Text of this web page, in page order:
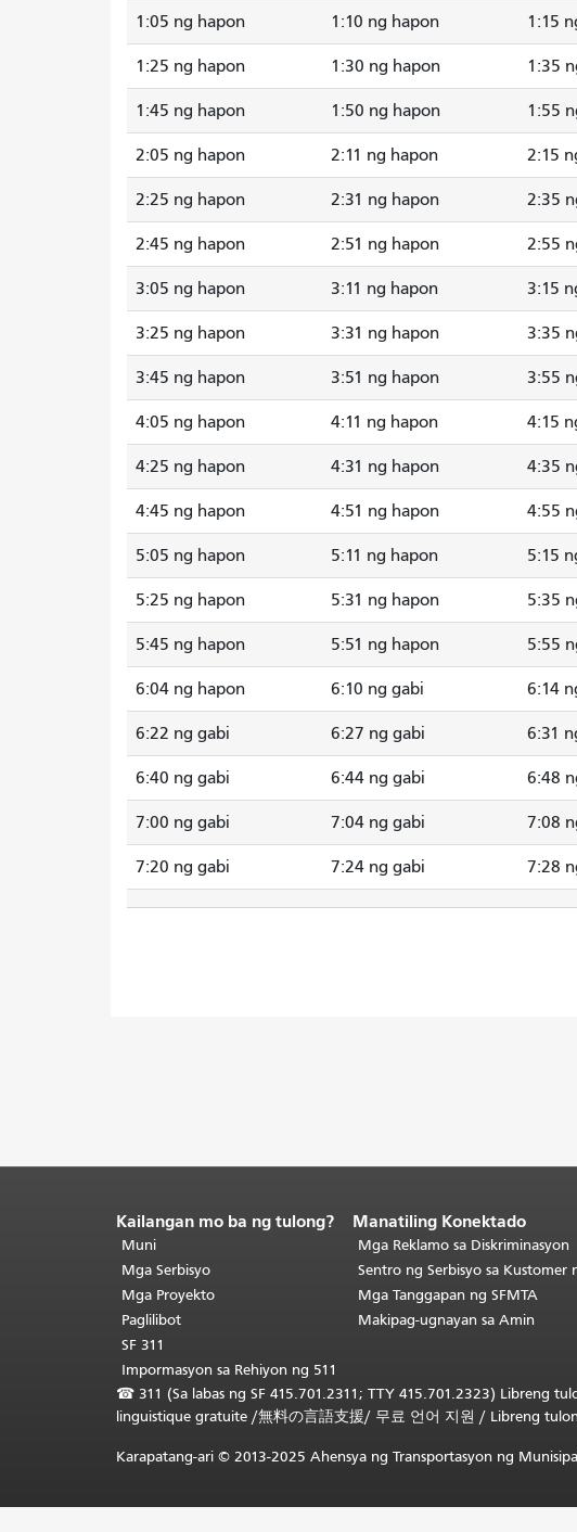
1:05 ng hapon 1:10 ng hapon 1:15
1:25 ng hapon 1:30 ng hapon 1:35
1:45 ng hapon 1:50 ng hapon 1:55
2:05 ng hapon 2:11 ng hapon 2:15
2:25 ng hapon 2:31 ng hapon 2:35
2:45 ng hapon 2:51 ng hapon 2:55
3:05 ng hapon 3:11 ng hapon 3:15
3:25 ng hapon 3:31 ng hapon 3:35
3:45 ng hapon 3:51 ng hapon 3:55
4:05 ng hapon 4:11 ng hapon 4:15
4:25 ng hapon 4:31 ng hapon 4:35
4:45 ng hapon 4:51 ng hapon 4:55
5:05 ng hapon 5:11 ng hapon 5:15
5:25 ng hapon 5:31 ng hapon 5:35
5:45 ng hapon 5:51 ng hapon 5:55
6:04 ng hapon 6:10 ng gabi 6:14
6:22 ng gabi 6:27 ng gabi 6:31
6:40 ng gabi 6:44 ng gabi 6:48
7:00 ng gabi 7:04 ng gabi 7:08
7:20 ng gabi 7:24 ng gabi 7:28
Katapusan
ng
nilalaman
ng
pahina.Ang
natitirang
pahinang
ito
ay
Kailangan mo ba ng tulong?
Muni
Mga Serbisyo
Mga Proyekto
Paglilibot
SF 311
Impormasyon sa Rehiyon ng 511
Manatiling Konektado
Mga Reklamo sa Diskriminasyon
Sentro ng Serbisyo sa Kustomer
Mga Tanggapan ng SFMTA
Makipag-ugnayan sa Amin
☎ 311 (Sa labas ng SF 415.701.2311; TTY 415.701.2323) Libreng
linguistique gratuite /無料の言語支援/ 무료 언어 지원 / Libreng
Karapatang-ari © 2013-2025 Ahensya ng Transportasyon ng